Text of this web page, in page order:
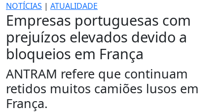
NOTÍCIAS | ATUALIDADE
Empresas portuguesas com
prejuízos elevados devido a
bloqueios em França
ANTRAM refere que continuam
retidos muitos camiões lusos em
França.